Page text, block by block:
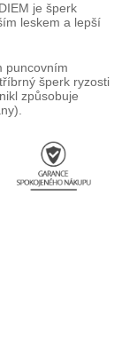
je šperk
leskem a lepší
puncovním
šperk ryzosti
způsobuje